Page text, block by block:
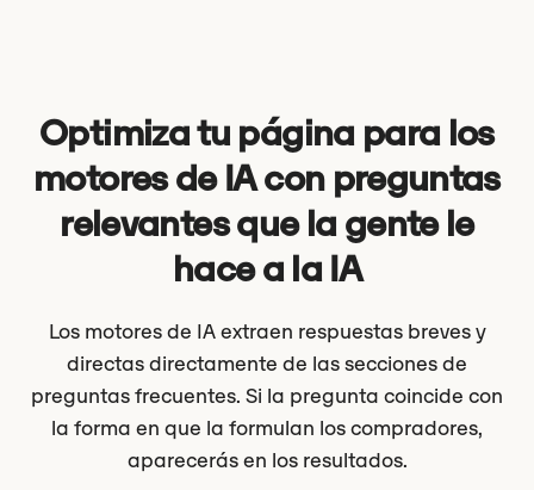
Optimiza tu página para los
motores de IA con preguntas
relevantes que la gente le
hace a la IA
Los motores de IA extraen respuestas breves y
directas directamente de las secciones de
preguntas frecuentes. Si la pregunta coincide con
la forma en que la formulan los compradores,
aparecerás en los resultados.